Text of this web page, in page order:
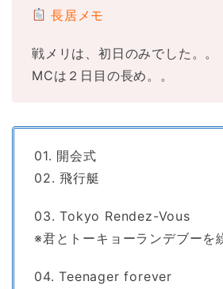
長居メモ
戦メリは、初日のみでした。。
MCは２日目の長め。。
01. 開会式
02. 飛行艇
03. Tokyo Rendez-Vous
※君とトーキョーランデブーを
04. Teenager forever